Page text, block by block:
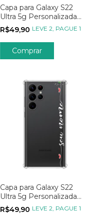
Capa para Galaxy S22
Ultra 5g Personalizada
Signos Constelação de
Áries
R$49,90 LEVE 2, PAGUE 1
Capa para Galaxy S22
Ultra 5g Personalizada
Minimalistas Nome
Lateral com Corações
R$49,90 LEVE 2, PAGUE 1